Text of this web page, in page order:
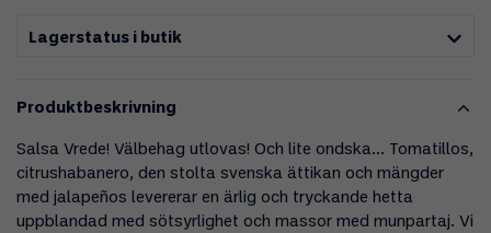
Lagerstatus i butik
Produktbeskrivning
Salsa Vrede! Välbehag utlovas! Och lite ondska... Tomatillos,
citrushabanero, den stolta svenska ättikan och mängder
med jalapeños levererar en ärlig och tryckande hetta
uppblandad med sötsyrlighet och massor med munpartaj. Vi